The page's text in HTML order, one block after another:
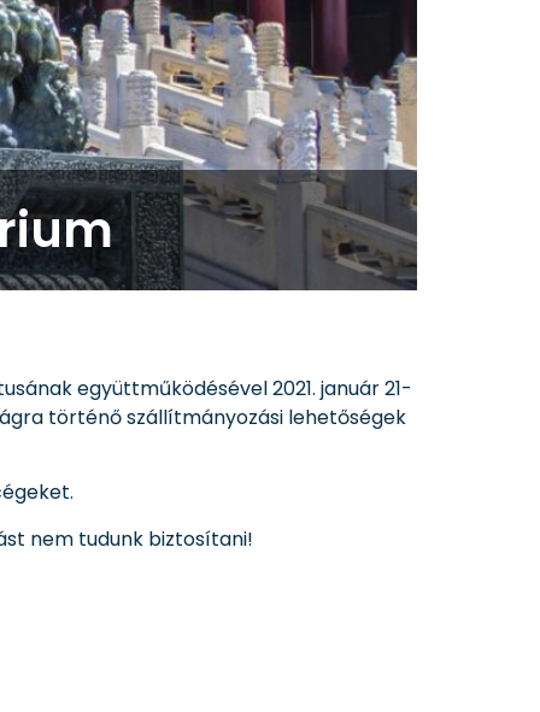
együttműködésével 2021. január 21-
történő szállítmányozási lehetőségek
nem tudunk biztosítani!